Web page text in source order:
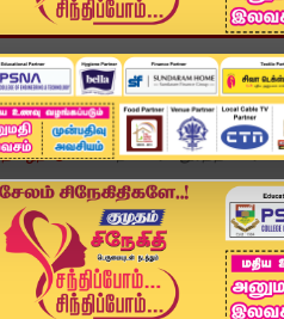
விளையாட்டு அண்மை
தமிழ்நாடு விநாயகர் சதுர்த்தி